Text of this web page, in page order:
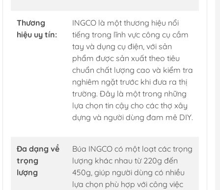
Thương
hiệu uy tín:
INGCO là một thương hiệu nổi
tiếng trong lĩnh vực công cụ cầm
tay và dụng cụ điện, với sản
phẩm được sản xuất theo tiêu
chuẩn chất lượng cao và kiểm tra
nghiêm ngặt trước khi đưa ra thị
trường. Đây là một trong những
lựa chọn tin cậy cho các thợ xây
dựng và người dùng đam mê DIY.
Đa dạng về
trọng
lượng
Búa INGCO có một loạt các trọng
lượng khác nhau từ 220g đến
450g, giúp người dùng có nhiều
lựa chọn phù hợp với công việc